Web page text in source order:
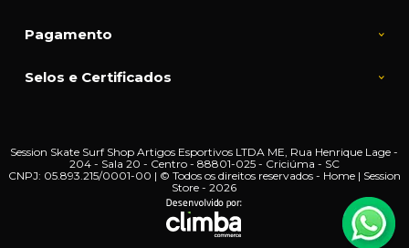
Pagamento
Selos e Certificados
Session Skate Surf Shop Artigos Esportivos LTDA ME, Rua Henrique Lage -
204 - Sala 20 - Centro - 88801-025 - Criciúma - SC
CNPJ: 05.893.215/0001-00 | © Todos os direitos reservados - Home | Session
Store - 2026